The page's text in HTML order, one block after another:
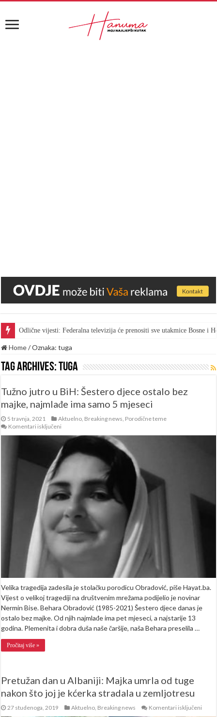
Odlične vijesti: Federalna televizija će prenositi sve utakmice Bosne i
Home/Oznaka:tuga
Tag Archives:tuga
Tužno jutro u BiH: Šestero djece ostalo bez
majke, najmlađe ima samo 5 mjeseci
5 travnja, 2021 Aktuelno Breaking news Porodične teme
Komentari isključeni
jutro
u
BiH:
Šestero
bez
majke,
najmlađe
ima
samo
5
mjeseci
Velika tragedija zadesila je stolačku porodicu Obradović, piše Hayat.ba.
Vijest o velikoj tragediji na društvenim mrežama podijelio je novinar
Nermin Bise. Behara Obradović (1985-2021) Šestero djece danas je
ostalo bez majke. Od njih najmlađe ima pet mjeseci, a najstarije 13
godina. Plemenita i dobra duša naše čaršije, naša Behara preselila …
Pročitaj više »
Pretužan dan u Albaniji: Majka umrla od tuge
nakon što joj je kćerka stradala u zemljotresu
27 studenoga, 2019 Aktuelno Breaking news Komentari isključeni